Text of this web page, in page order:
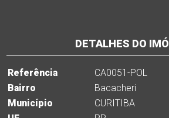
DETALHES DO
Referência
CA0051-POL
Bairro
Bacacheri
Município
CURITIBA